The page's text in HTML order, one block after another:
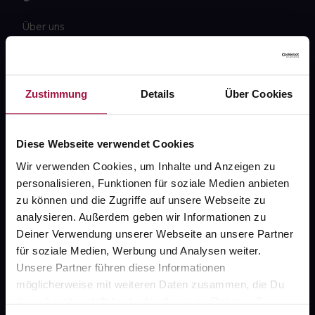
Zustimmung Details Über Cookies
Diese Webseite verwendet Cookies
Wir verwenden Cookies, um Inhalte und Anzeigen zu
personalisieren, Funktionen für soziale Medien anbieten
zu können und die Zugriffe auf unsere Webseite zu
analysieren. Außerdem geben wir Informationen zu
Deiner Verwendung unserer Webseite an unsere Partner
für soziale Medien, Werbung und Analysen weiter.
Unsere Partner führen diese Informationen
möglicherweise mit weiteren Daten zusammen, die Du
ihnen bereitgestellt hast oder die sie im Rahmen Deiner
Über uns
Newsletter
Sanitätshäuser
AGB
Impressum